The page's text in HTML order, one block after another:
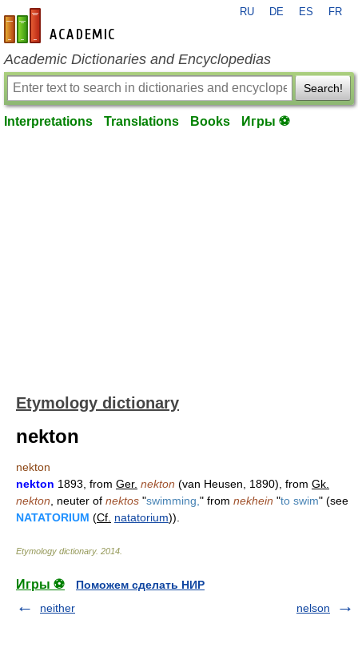
en-academic.com
RU DE ES FR
Academic Dictionaries and Encyclopedias
Search!
Interpretations Translations Books Игры ⚽
Etymology dictionary
nekton
nekton
nekton 1893, from Ger. nekton (van Heusen, 1890), from Gk.
nekton , neuter of nektos "swimming, " from nekhein "to swim" (see
NATATORIUM (Cf. natatorium)).
Etymology dictionary. 2014
Игры ⚽
Поможем сделать НИР
neither
nelson